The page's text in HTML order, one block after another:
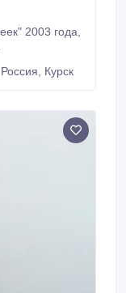
2003 года,
Россия, Курск